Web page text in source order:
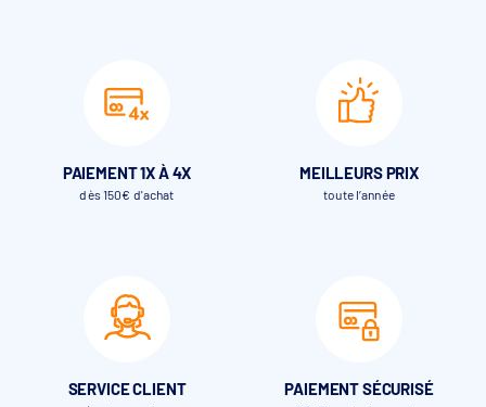
PAIEMENT 1X À 4X
dès 150€ d'achat
MEILLEURS PRIX
toute l’année
SERVICE CLIENT PAIEMENT SÉCURISÉ